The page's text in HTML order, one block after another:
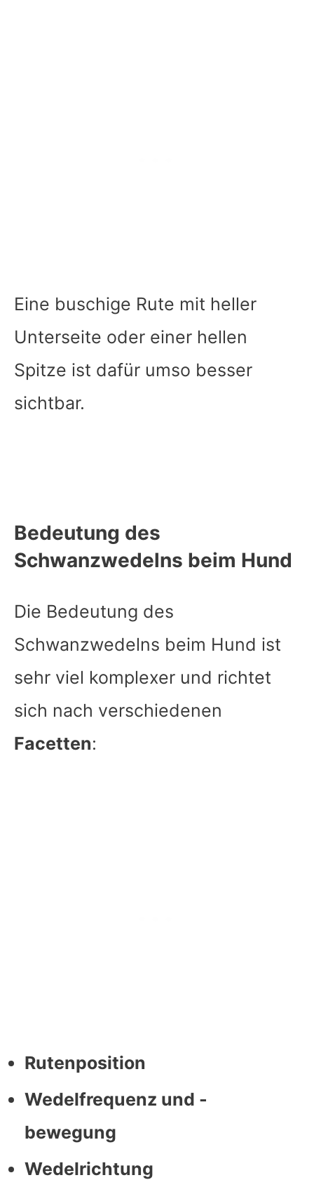
Eine buschige Rute mit heller
Unterseite oder einer hellen
Spitze ist dafür umso besser
sichtbar.
Bedeutung des
Schwanzwedelns beim Hund
Die Bedeutung des
Schwanzwedelns beim Hund ist
sehr viel komplexer und richtet
sich nach verschiedenen
Facetten:
Rutenposition
Wedelfrequenz und -
bewegung
Wedelrichtung